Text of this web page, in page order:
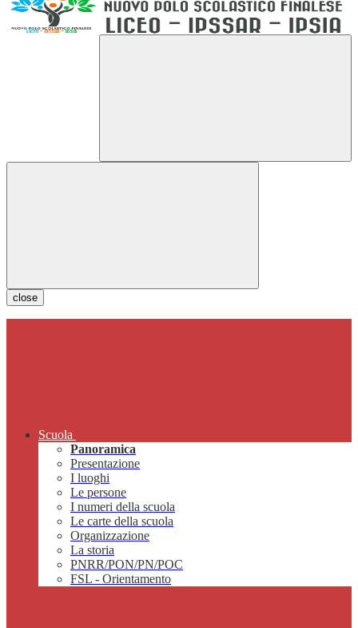
close
Scuola
Panoramica
Presentazione
I luoghi
Le persone
I numeri della scuola
Le carte della scuola
Organizzazione
La storia
PNRR/PON/PN/POC
FSL - Orientamento